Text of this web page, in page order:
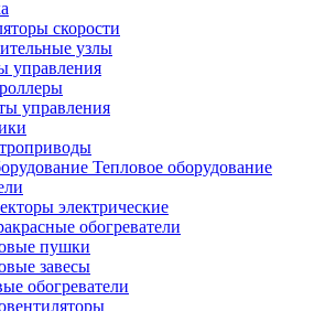
скорости
узлы
управления
управления
Тепловое оборудование
электрические
обогреватели
пушки
завесы
обогреватели